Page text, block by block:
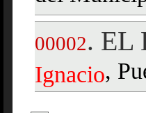
00002. EL
Ignacio,